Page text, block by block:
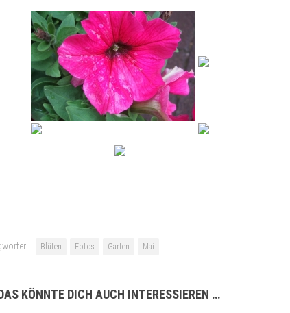
Blüten Fotos Garten Mai
KÖNNTE DICH AUCH INTERESSIEREN …